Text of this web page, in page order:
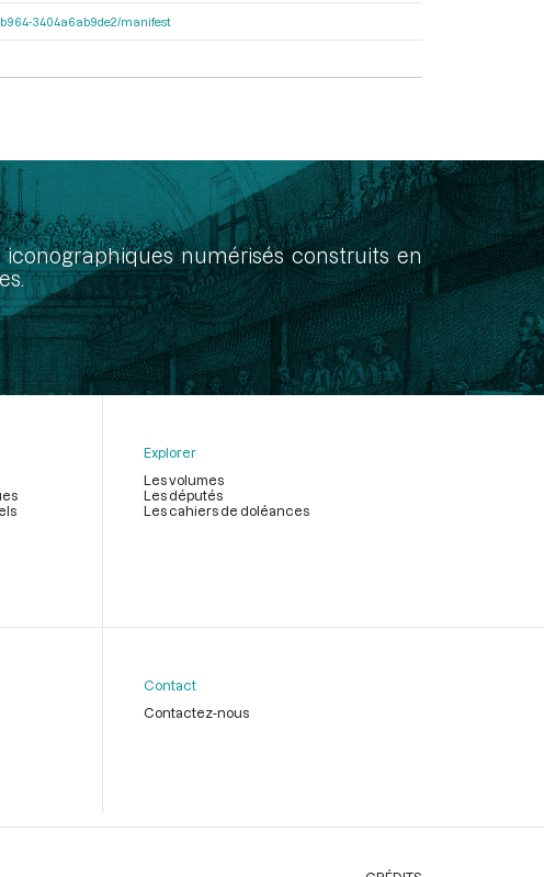
b964-3404a6ab9de2/manifest
numérisés construits en
Explorer
Les volumes
Les députés
Les cahiers de doléances
Contact
Contactez-nous